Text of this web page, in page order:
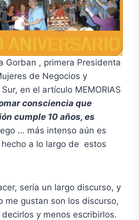
Gorban , primera Presidenta
de Negocios y
en el artículo MEMORIAS
consciencia que
cumple 10 años, es
… más intenso aún es
a lo largo de estos
sería un largo discurso, y
me gustan son los discurso,
y menos escribirlos.